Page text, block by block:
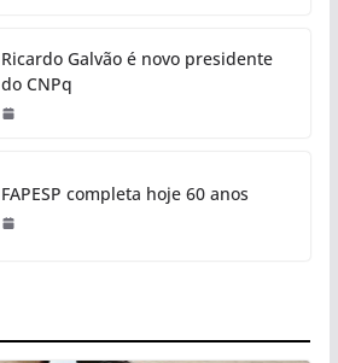
Ricardo Galvão é novo presidente
do CNPq
FAPESP completa hoje 60 anos